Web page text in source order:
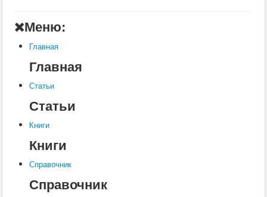
Книги
Услуги
Контакты
Шкатулки
Меню:
Главная
Главная
Статьи
Статьи
Книги
Книги
Справочник
Справочник